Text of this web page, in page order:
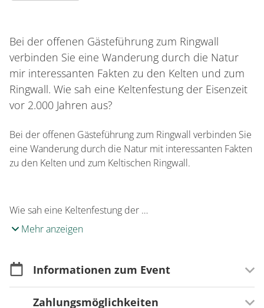
Bei der offenen Gästeführung zum Ringwall
verbinden Sie eine Wanderung durch die Natur
mir interessanten Fakten zu den Kelten und zum
Ringwall. Wie sah eine Keltenfestung der Eisenzeit
vor 2.000 Jahren aus?
Bei der offenen Gästeführung zum Ringwall verbinden Sie
eine Wanderung durch die Natur mit interessanten Fakten
zu den Kelten und zum Keltischen Ringwall.
Wie sah eine Keltenfestung der …
Mehr anzeigen
Informationen zum Event
Merkmale
Zahlungsmöglichkeiten